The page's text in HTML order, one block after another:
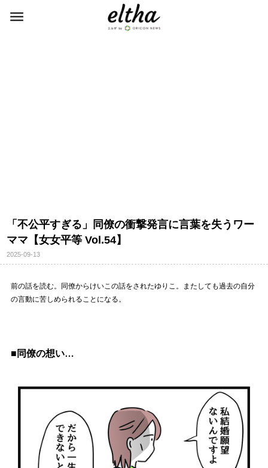
「不公平すぎる」同僚の衝撃発言に言葉を失うワー
ママ【女女平等 Vol.54】
2025-09-13
前の話を読む。同僚からけいこの話をされたゆりこ。またしても過去の自分
の言動に苦しめられることになる。
■同僚の想い…